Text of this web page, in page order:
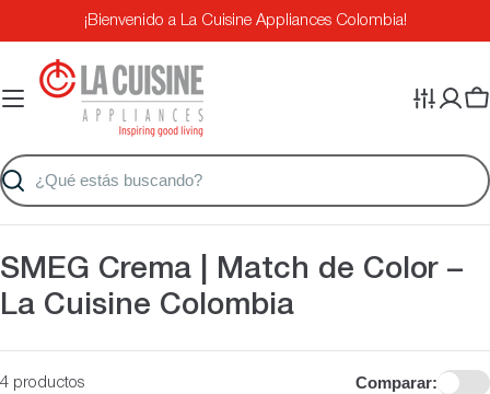
al
contenido
¡Bienvenido a La Cuisine Appliances Colombia!
Buscar
C
o
e
SMEG Crema | Match de Color –
La Cuisine Colombia
4 productos Comparar: